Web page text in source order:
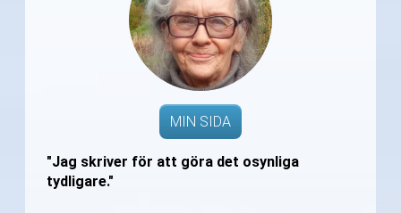
MIN SIDA
"Jag skriver för att göra det osynliga
tydligare."